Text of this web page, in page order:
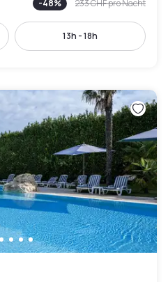
-48% 233 CHFpro Nacht
13h - 18h